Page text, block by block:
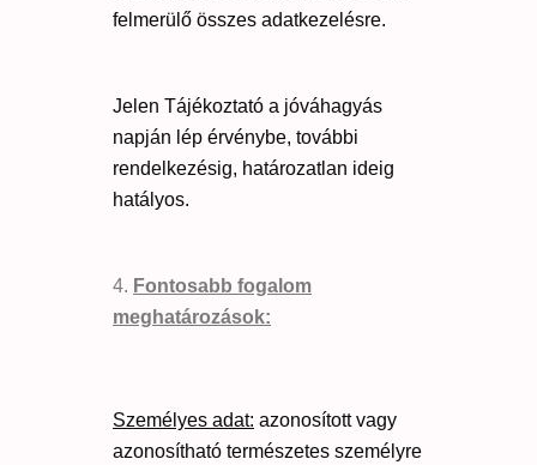
felmerülő összes adatkezelésre.
Jelen Tájékoztató a jóváhagyás
napján lép érvénybe, további
rendelkezésig, határozatlan ideig
hatályos.
Fontosabb fogalom
meghatározások:
Személyes adat: azonosított vagy
azonosítható természetes személyre